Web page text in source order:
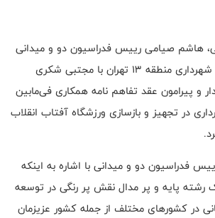
هاشم صیامی رییس فدراسیون دو و میدانی
صبح امروز با حضور در شهرداری منطقه ۱۳ تهران با مجتبی شکری
و پیرامون عقد تفاهم نامه همکاری فی‌مابین
در تجهیز و بازسازی ورزشگاه آفتاب انقلاب
فدراسیون دو و میدانی با اشاره به اینکه
رشته پایه و پر مدال نقش پر رنگی در توسعه
در کشورهای مختلف از جمله کشور عزیزمان